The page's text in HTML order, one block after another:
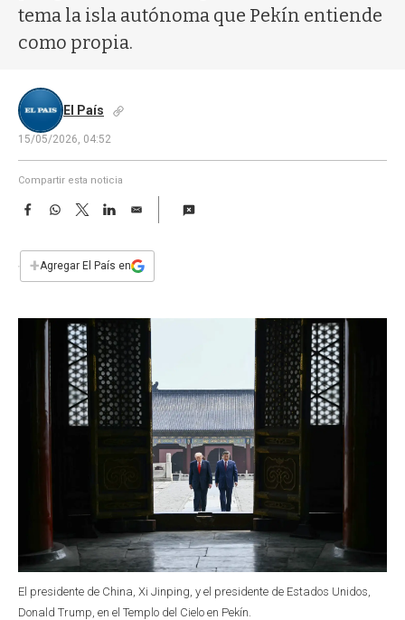
tema la isla autónoma que Pekín entiende
como propia.
El País
15/05/2026, 04:52
Compartir esta noticia
F
e
b
W
s
T
w
t
L
n
E
i
l
+Agregar El País en
El presidente de China, Xi Jinping, y el presidente de Estados Unidos,
Donald Trump, en el Templo del Cielo en Pekín.